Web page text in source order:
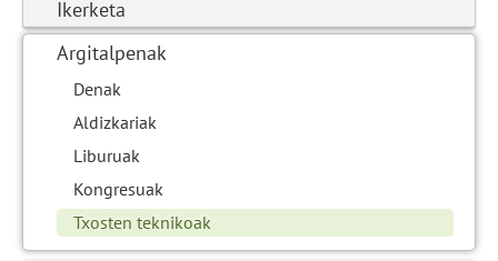
Ikerketa
Argitalpenak
Denak
Aldizkariak
Liburuak
Kongresuak
Txosten teknikoak